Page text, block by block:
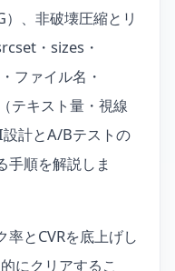
）、非破壊圧縮とリ
・sizes・
ファイル名・
テキスト量・視線
計とA/Bテストの
手順を解説しま
率とCVRを底上げし
にクリアするこ